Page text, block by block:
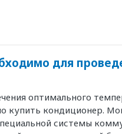
для
оптимального
купить кондиционер.
системы